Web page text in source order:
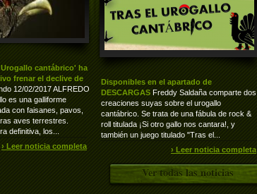
cantábrico' ha
frenar el declive de
12/02/2017 ALFREDO
es una galliforme
con faisanes, pavos,
aves terrestres.
definitiva, los...
› Leer noticia completa
Disponibles en el apartado de
DESCARGAS Freddy Saldaña comparte dos
creaciones suyas sobre el urogallo
cantábrico. Se trata de una fábula de rock &
roll titulada ¡Si otro gallo nos cantara!, y
también un juego titulado "Tras el...
› Leer noticia completa
Ver todas las noticias